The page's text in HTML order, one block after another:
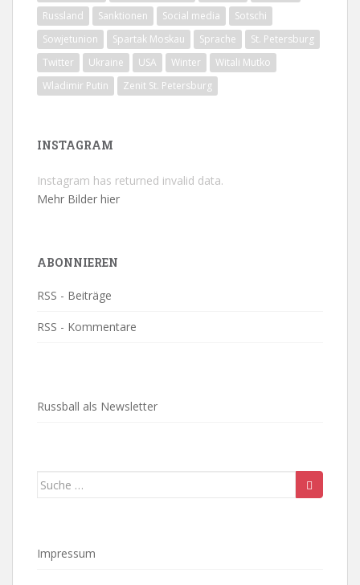
Russland
Sanktionen Social media
Sotschi
Sowjetunion
Spartak Moskau Sprache
St. Petersburg
Twitter
Ukraine USA Winter
Witali Mutko
Wladimir Putin
Zenit St. Petersburg
INSTAGRAM
Instagram has returned invalid data.
Mehr Bilder hier
ABONNIEREN
RSS - Beiträge
RSS - Kommentare
Russball als Newsletter
Suche
Impressum